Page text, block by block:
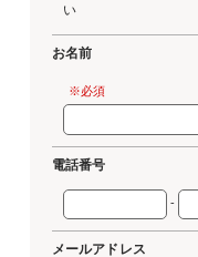
い
お名前
※必須
電話番号
-
メールアドレス